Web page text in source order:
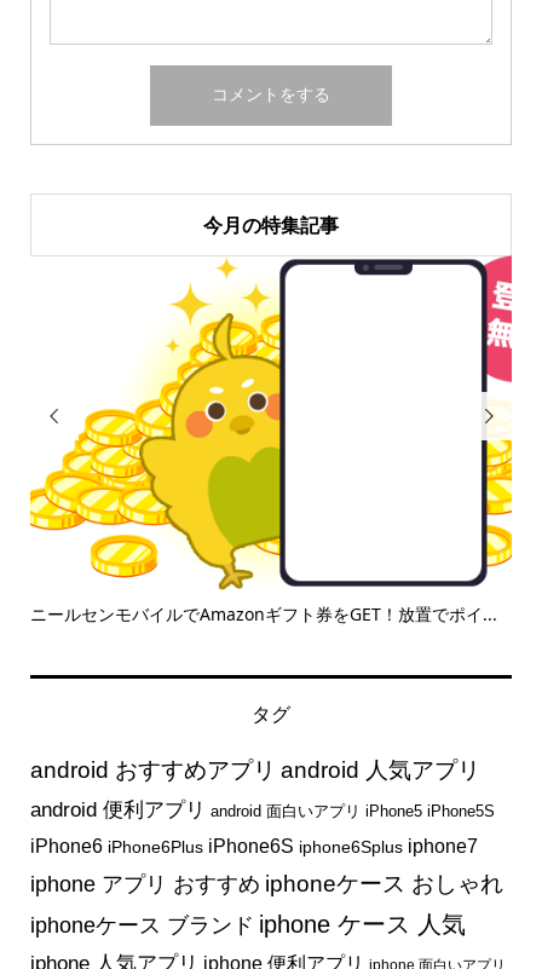
今月の特集記事

ニールセンモバイルでAmazonギフト券をGET！放置でポイ...

タグ
android おすすめアプリ android 人気アプリ
android 便利アプリ android 面白いアプリ iPhone5 iPhone5S
iPhone6 iPhone6Plus iPhone6S iphone6Splus iphone7
iphone アプリ おすすめ iphoneケース おしゃれ
iphoneケース ブランド iphone ケース 人気
iphone 人気アプリ iphone 便利アプリ iphone 面白いアプリ